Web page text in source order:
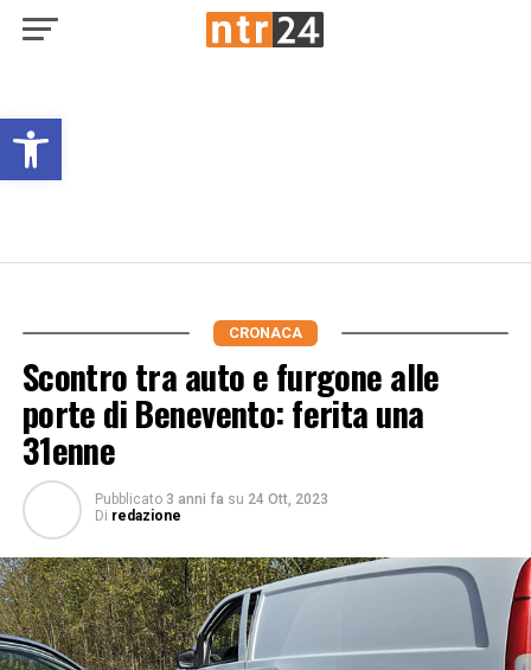
Open toolbar
CRONACA
Scontro tra auto e furgone alle
porte di Benevento: ferita una
31enne
Pubblicato 3 anni fa su 24 Ott, 2023
Di redazione